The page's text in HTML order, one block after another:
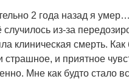
2 года назад я
случилось из-за
клиническая смерть.
страшное, и приятное
Мне как будто стало